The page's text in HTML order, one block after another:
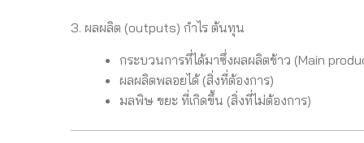
3. ผลผลิต (outputs) กำไร ต้นทุน
กระบวนการที่ได้มาซึ่งผลผลิตข้าว (Main
ผลผลิตพลอยได้ (สิ่งที่ต้องการ)
มลพิษ ขยะ ที่เกิดขึ้น (สิ่งที่ไม่ต้องการ)